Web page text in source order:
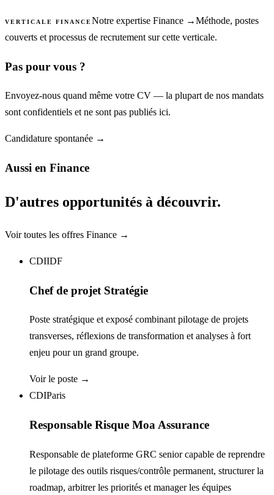
VERTICALE FINANCENotre expertise Finance →Méthode, postes
couverts et processus de recrutement sur cette verticale.
Pas pour vous ?
Envoyez-nous quand même votre CV — la plupart de nos mandats
sont confidentiels et ne sont pas publiés ici.
Candidature spontanée →
Aussi en Finance
D'autres opportunités à découvrir.
Voir toutes les offres Finance →
CDIIDF
Chef de projet Stratégie
Poste stratégique et exposé combinant pilotage de projets
transverses, réflexions de transformation et analyses à fort
enjeu pour un grand groupe.
Voir le poste →
CDIParis
Responsable Risque Moa Assurance
Responsable de plateforme GRC senior capable de reprendre
le pilotage des outils risques/contrôle permanent, structurer la
roadmap, arbitrer les priorités et manager les équipes